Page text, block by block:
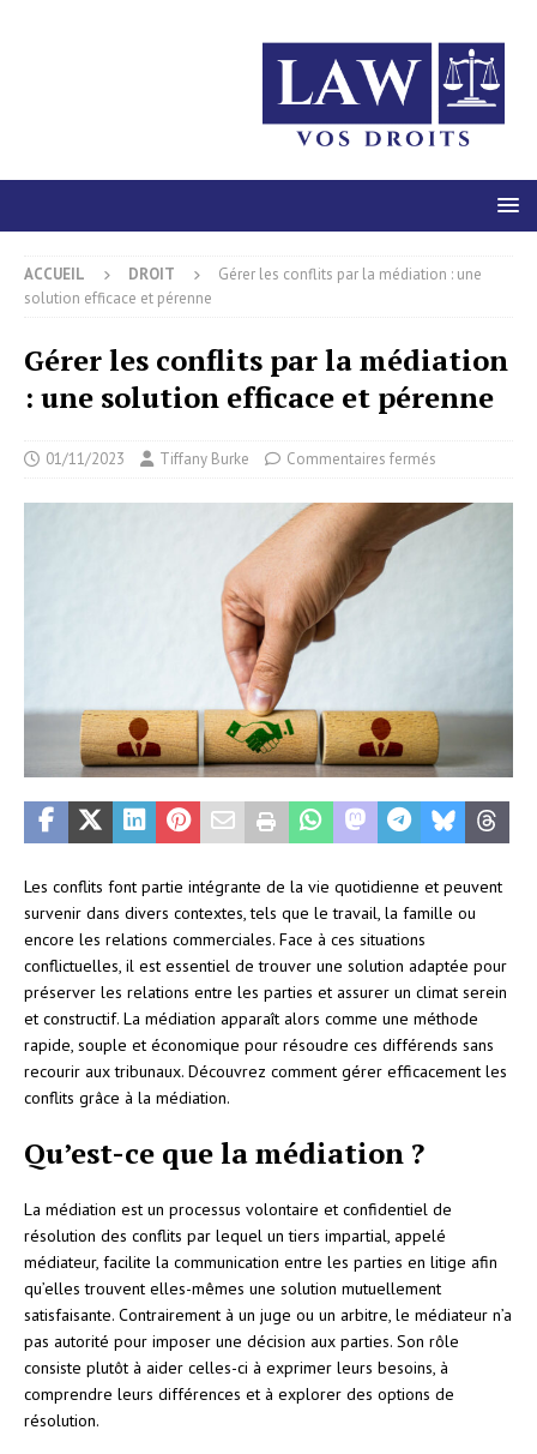
ACCUEIL DROIT
Gérer les conflits par la médiation : une
solution efficace et pérenne
Gérer les conflits par la médiation
: une solution efficace et pérenne
01/11/2023 Tiffany Burke Commentaires fermés
Les conflits font partie intégrante de la vie quotidienne et peuvent
survenir dans divers contextes, tels que le travail, la famille ou
encore les relations commerciales. Face à ces situations
conflictuelles, il est essentiel de trouver une solution adaptée pour
préserver les relations entre les parties et assurer un climat serein
et constructif. La médiation apparaît alors comme une méthode
rapide, souple et économique pour résoudre ces différends sans
recourir aux tribunaux. Découvrez comment gérer efficacement les
conflits grâce à la médiation.
Qu’est-ce que la médiation ?
La médiation est un processus volontaire et confidentiel de
résolution des conflits par lequel un tiers impartial, appelé
médiateur, facilite la communication entre les parties en litige afin
qu’elles trouvent elles-mêmes une solution mutuellement
satisfaisante. Contrairement à un juge ou un arbitre, le médiateur n’a
pas autorité pour imposer une décision aux parties. Son rôle
consiste plutôt à aider celles-ci à exprimer leurs besoins, à
comprendre leurs différences et à explorer des options de
résolution.